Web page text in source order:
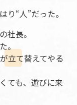
り“人”だった。
社長。
。
立て替えてやる
ても、遊びに来